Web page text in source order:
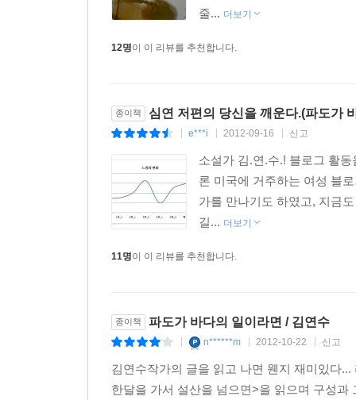
줄... 더보기
12명이 이 리뷰를 추천합니다.
종이책 심연 저편의 당신을 깨운다.(파도가
e***i 2012-09-16 신고
소설가 김.연.수.! 블로그 활
론 미국에 거주하는 여성 블
가를 만나기도 하였고, 지금
길... 더보기
11명이 이 리뷰를 추천합니다.
종이책 파도가 바다의 일이라면 / 김연수
n******m 2012-10-22 신고
김연수작가의 글을 읽고 나면 웬지 재미있다
한달을 가서 설산을 넘으면>을 읽으며 구성